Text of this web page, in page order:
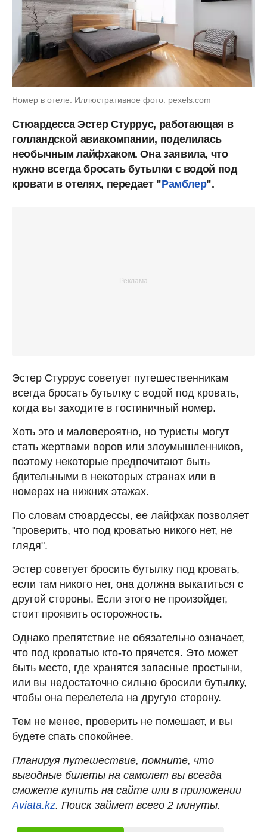
Номер в отеле. Иллюстративное фото: pexels.com
Стюардесса Эстер Стуррус, работающая в
голландской авиакомпании, поделилась
необычным лайфхаком. Она заявила, что
нужно всегда бросать бутылки с водой под
кровати в отелях, передает "Рамблер".
Эстер Стуррус советует путешественникам
всегда бросать бутылку с водой под кровать,
когда вы заходите в гостиничный номер.
Хоть это и маловероятно, но туристы могут
стать жертвами воров или злоумышленников,
поэтому некоторые предпочитают быть
бдительными в некоторых странах или в
номерах на нижних этажах.
По словам стюардессы, ее лайфхак позволяет
"проверить, что под кроватью никого нет, не
глядя".
Эстер советует бросить бутылку под кровать,
если там никого нет, она должна выкатиться с
другой стороны. Если этого не произойдет,
стоит проявить осторожность.
Однако препятствие не обязательно означает,
что под кроватью кто-то прячется. Это может
быть место, где хранятся запасные простыни,
или вы недостаточно сильно бросили бутылку,
чтобы она перелетела на другую сторону.
Тем не менее, проверить не помешает, и вы
будете спать спокойнее.
Планируя путешествие, помните, что
выгодные билеты на самолет вы всегда
сможете купить на сайте или в приложении
Aviata.kz. Поиск займет всего 2 минуты.